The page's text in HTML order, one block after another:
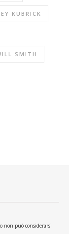
KUBRICK
SMITH
non può considerarsi